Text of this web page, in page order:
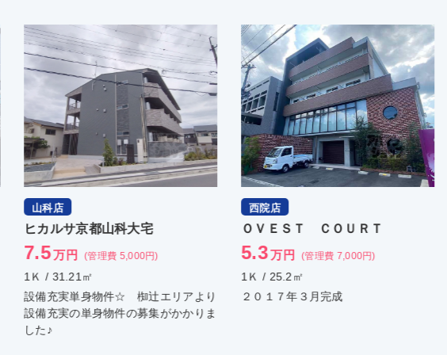
より
りま
ＯＶＥＳＴ ＣＯＵＲＴ
5.3 万円 (管理費 7,000円)
1Ｋ / 25.2㎡
２０１７年３月完成
ディアコート洛東
6万円 (管理費 4,100円)
1Ｋ / 25.83㎡
ハウスメーカー施工です♪